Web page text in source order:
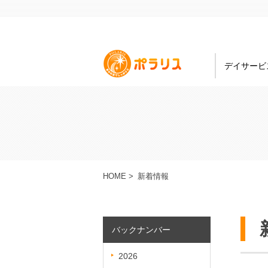
デイサー
HOME > 新着情報
バックナンバー
2026